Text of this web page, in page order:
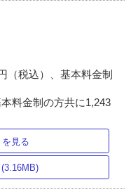
（税込）、基本料金制
料金制の方共に1,243
見る